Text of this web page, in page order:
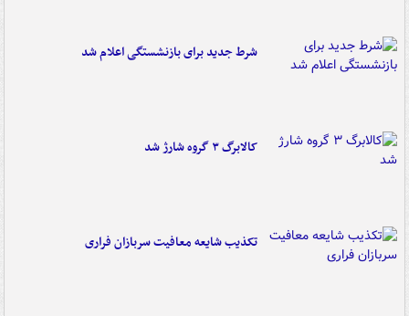
شرط جدید برای بازنشستگی اعلام شد
کالابرگ ۳ گروه شارژ شد
تکذیب شایعه معافیت سربازان فراری